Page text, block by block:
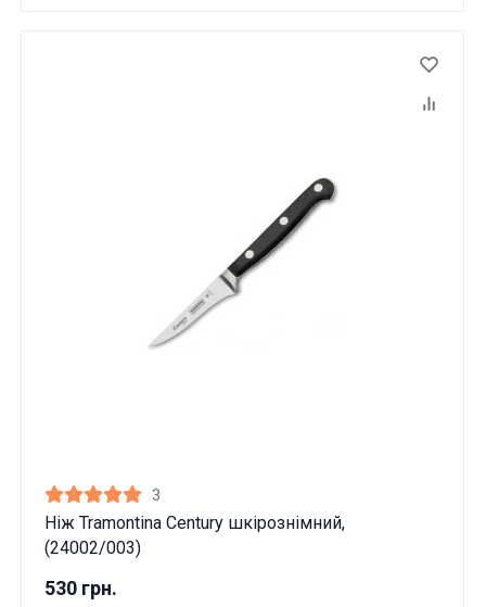
3
Ніж Tramontina Century шкірознімний,
(24002/003)
530 грн.